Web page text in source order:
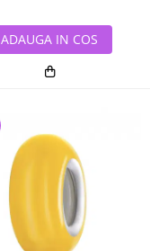
ADAUGA IN COS